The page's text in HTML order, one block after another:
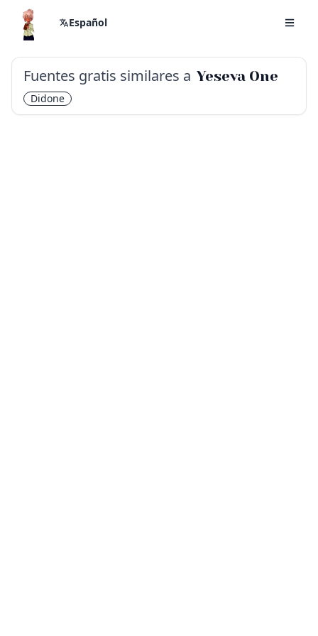
Español
Fuentes gratis similares a Yeseva One
Didone